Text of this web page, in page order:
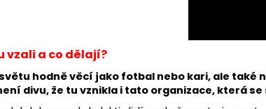
vzali a co dělají?
hodně věcí jako fotbal nebo kari, ale také
divu, že tu vznikla i tato organizace, která